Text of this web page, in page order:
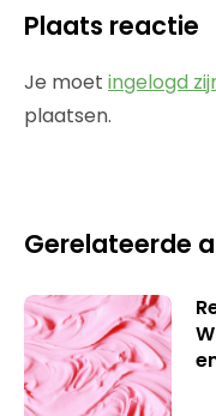
Plaats reactie
Je moet ingelogd
plaatsen.
Gerelateerde